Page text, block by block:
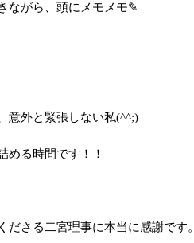
ながら、頭にメモメモ✎
意外と緊張しない私(^^;)
める時間です！！
ださる二宮理事に本当に感謝です。